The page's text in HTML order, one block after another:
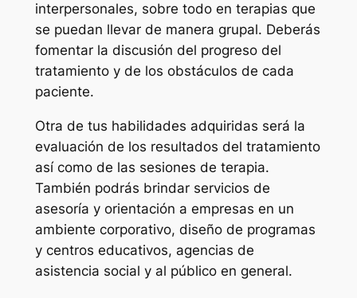
interpersonales, sobre todo en terapias que
se puedan llevar de manera grupal. Deberás
fomentar la discusión del progreso del
tratamiento y de los obstáculos de cada
paciente.
Otra de tus habilidades adquiridas será la
evaluación de los resultados del tratamiento
así como de las sesiones de terapia.
También podrás brindar servicios de
asesoría y orientación a empresas en un
ambiente corporativo, diseño de programas
y centros educativos, agencias de
asistencia social y al público en general.